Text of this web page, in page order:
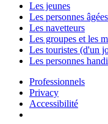
Les jeunes
Les personnes
Les navetteurs
Les groupes et les
Les touristes (d'un
Les personnes
Professionnels
Privacy
Accessibilité